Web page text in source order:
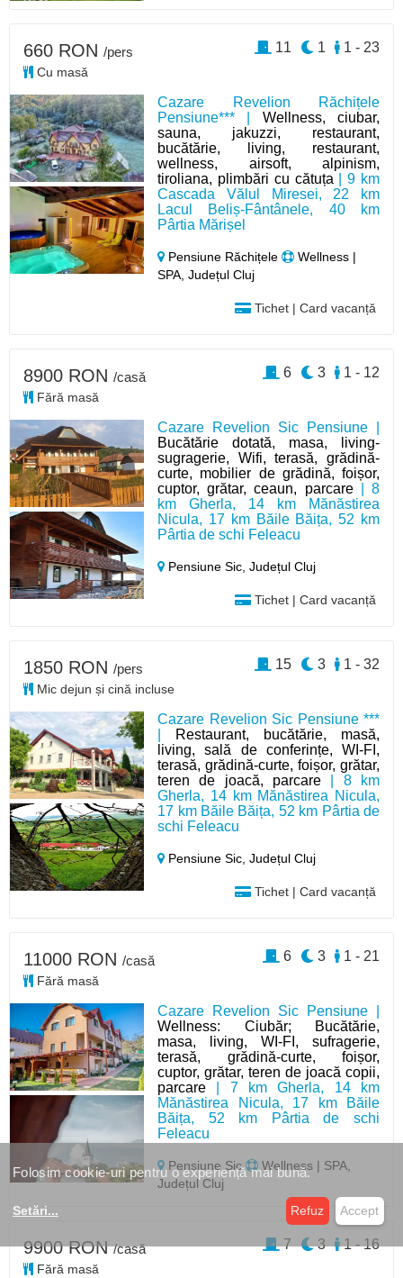
Cazare Revelion Răchițele
Pensiune*** | Wellness, ciubar,
sauna, jakuzzi, restaurant,
bucătărie, living, restaurant,
wellness, airsoft, alpinism,
tiroliana, plimbări cu cătuța | 9 km
Cascada Vălul Miresei, 22 km
Lacul Beliș-Fântânele, 40 km
Pârtia Mărișel
Pensiune Răchițele
Wellness |
SPA, Județul Cluj
Tichet | Card vacanță
660 RON /pers
Cu masă
1 - 23
1
11
Cazare Revelion Sic Pensiune |
Bucătărie dotată, masa, living-
sugragerie, Wifi, terasă, grădină-
curte, mobilier de grădină, foișor,
cuptor, grătar, ceaun, parcare| 8
km Gherla, 14 km Mănăstirea
Nicula, 17 km Băile Băița, 52 km
Pârtia de schi Feleacu
Pensiune Sic,Județul Cluj
Tichet | Card vacanță
8900 RON /casă
Fără masă
1 - 12
3
6
Cazare Revelion Sic Pensiune ***
Restaurant, bucătărie, masă,
living, sală de conferințe, WI-FI,
terasă, grădină-curte, foișor, grătar,
teren de joacă, parcare | 8 km
Gherla, 14 km Mănăstirea Nicula,
17 km Băile Băița, 52 km Pârtia de
schi Feleacu
Pensiune Sic,Județul Cluj
Tichet | Card vacanță
1850 RON /pers
Mic dejun și cină incluse
1 - 32
3
15
Cazare Revelion Sic Pensiune |
Wellness: Ciubăr; Bucătărie,
masa, living, WI-FI, sufragerie,
terasă, grădină-curte, foișor,
cuptor, grătar, teren de joacă copii,
parcare | 7 km Gherla, 14 km
Mănăstirea Nicula, 17 km Băile
Băița, 52 km Pârtia de schi
Feleacu
Pensiune Sic
Wellness | SPA,
Județul Cluj
11000 RON /casă
Fără masă
1 - 21
3
6
9900 RON/casă
Fără masă
1 - 16
3
7
Folosim cookie-uri pentru o experiență mai bună.
Setări... Refuz Accept